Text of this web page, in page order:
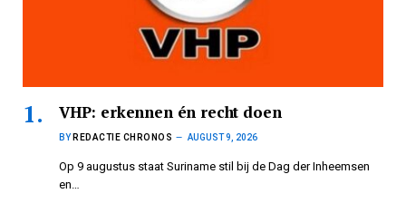
VHP: erkennen én recht doen
BY REDACTIE CHRONOS AUGUST 9, 2026
Op 9 augustus staat Suriname stil bij de Dag der Inheemsen
en…